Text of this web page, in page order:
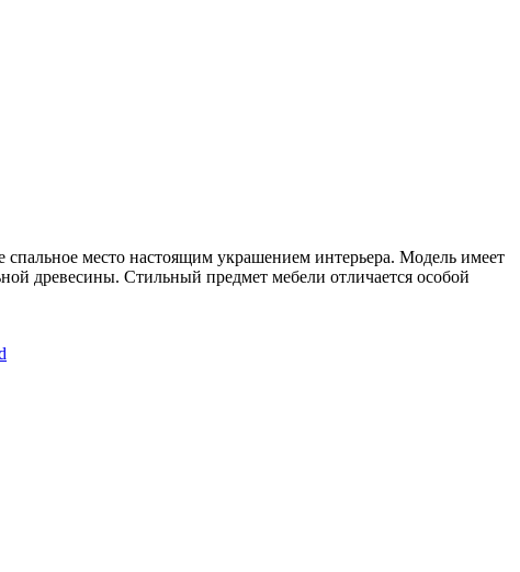
место настоящим украшением интерьера. Модель имеет
древесины. Стильный предмет мебели отличается особой